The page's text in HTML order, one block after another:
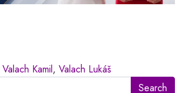
Valach Kamil, Valach Lukáš